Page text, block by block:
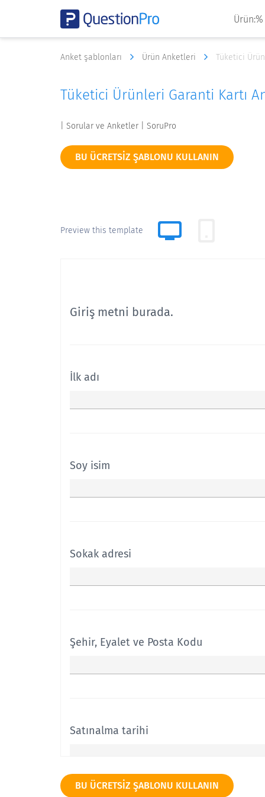
Ürün:%
Anket şablonları Ürün Anketleri Tüketici
Tüketici Ürünleri Garanti Kartı
| Sorular ve Anketler | SoruPro
BU ÜCRETSIZ ŞABLONU KULLANIN
Preview this template
Giriş metni burada.
İlk adı
Soy isim
Sokak adresi
Şehir, Eyalet ve Posta Kodu
Satınalma tarihi
BU ÜCRETSIZ ŞABLONU KULLANIN